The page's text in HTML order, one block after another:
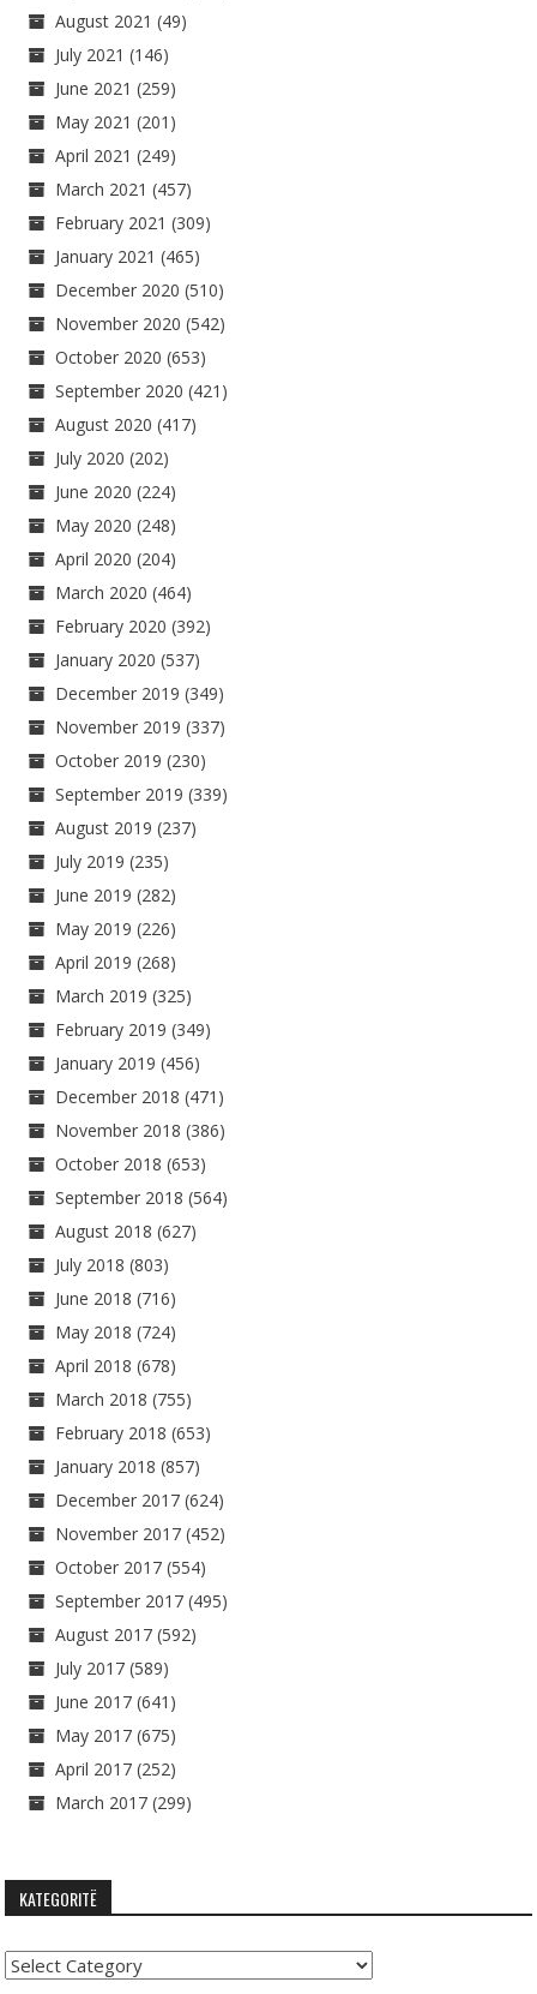
August 2021 (49)
July 2021 (146)
June 2021 (259)
May 2021 (201)
April 2021 (249)
March 2021 (457)
February 2021 (309)
January 2021 (465)
December 2020 (510)
November 2020 (542)
October 2020 (653)
September 2020 (421)
August 2020 (417)
July 2020 (202)
June 2020 (224)
May 2020 (248)
April 2020 (204)
March 2020 (464)
February 2020 (392)
January 2020 (537)
December 2019 (349)
November 2019 (337)
October 2019 (230)
September 2019 (339)
August 2019 (237)
July 2019 (235)
June 2019 (282)
May 2019 (226)
April 2019 (268)
March 2019 (325)
February 2019 (349)
January 2019 (456)
December 2018 (471)
November 2018 (386)
October 2018 (653)
September 2018 (564)
August 2018 (627)
July 2018 (803)
June 2018 (716)
May 2018 (724)
April 2018 (678)
March 2018 (755)
February 2018 (653)
January 2018 (857)
December 2017 (624)
November 2017 (452)
October 2017 (554)
September 2017 (495)
August 2017 (592)
July 2017 (589)
June 2017 (641)
May 2017 (675)
April 2017 (252)
March 2017 (299)
KATEGORITË
Kategoritë